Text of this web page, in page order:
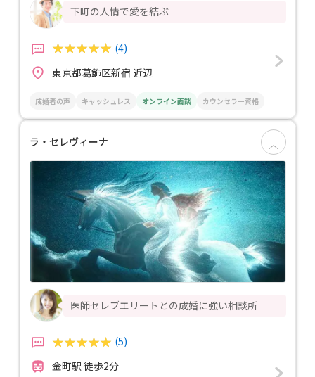
下町の人情で愛を結ぶ
(4)
東京都葛飾区新宿 近辺
成婚者の声 キャッシュレス オンライン面談 カウンセラー資格
ラ・セレヴィーナ
医師セレブエリートとの成婚に強い相談所
(5)
金町駅 徒歩2分